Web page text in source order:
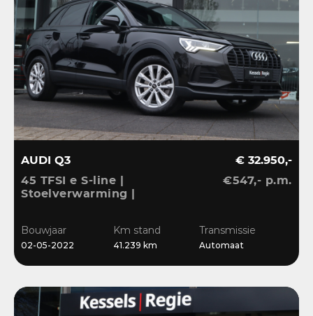
AUDI Q3
45 TFSI e S-line |
Stoelverwarming |
€ 32.950,-
€547,- p.m.
Bouwjaar
02-05-2022
Km stand
41.239 km
Transmissie
Automaat